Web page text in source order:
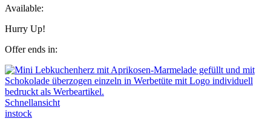
Available:
Hurry Up!
Offer ends in:
Schnellansicht
instock